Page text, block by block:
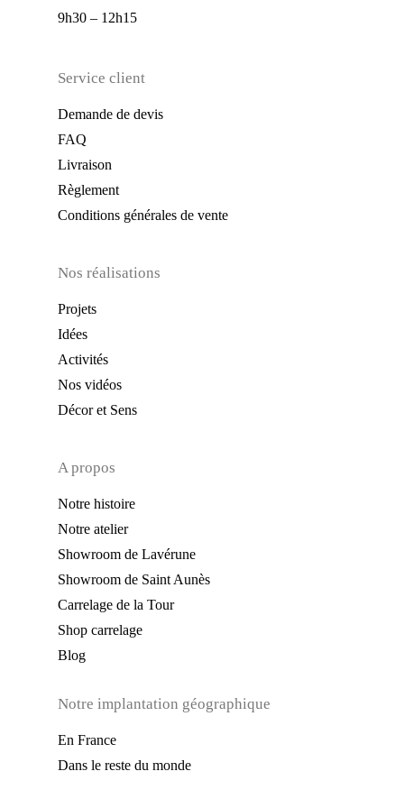
9h30 – 12h15
Service client
Demande de devis
FAQ
Livraison
Règlement
Conditions générales de vente
Nos réalisations
Projets
Idées
Activités
Nos vidéos
Décor et Sens
A propos
Notre histoire
Notre atelier
Showroom de Lavérune
Showroom de Saint Aunès
Carrelage de la Tour
Shop carrelage
Blog
Notre implantation géographique
En France
Dans le reste du monde